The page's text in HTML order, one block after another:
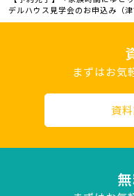
デルハウス見学会のお申込み（津
まずはお気
資